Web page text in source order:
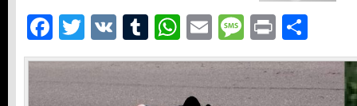
Facebook
Twitter
VK Tumblr
WhatsApp
EmailMessage
Print